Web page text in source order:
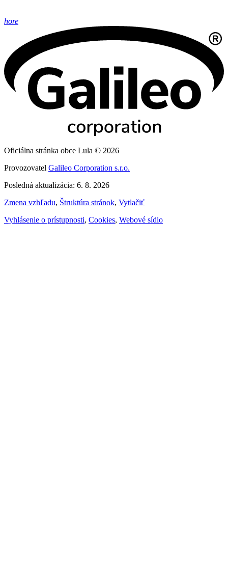
hore
Oficiálna stránka obce Lula © 2026
Provozovatel Galileo Corporation s.r.o.
Posledná aktualizácia: 6. 8. 2026
Zmena vzhľadu, Štruktúra stránok, Vytlačiť
Vyhlásenie o prístupnosti, Cookies, Webové sídlo